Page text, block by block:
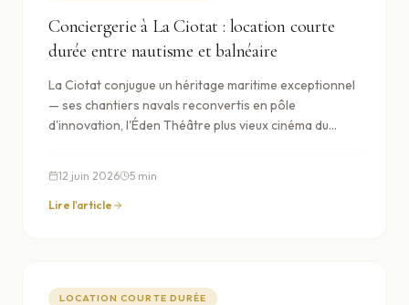
Conciergerie à La Ciotat : location courte
durée entre nautisme et balnéaire
La Ciotat conjugue un héritage maritime exceptionnel
— ses chantiers navals reconvertis en pôle
d'innovation, l'Éden Théâtre plus vieux cinéma du
marché à double profil : professionnel en semaine,
touristique en week-end et en été.
12 juin 2026 5 min
Lire l'article
LOCATION COURTE DURÉE